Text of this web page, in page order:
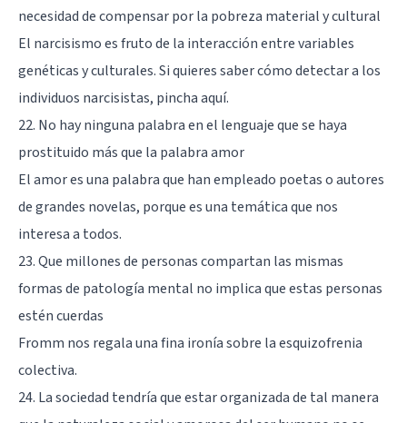
necesidad de compensar por la pobreza material y cultural
El narcisismo es fruto de la interacción entre variables
genéticas y culturales. Si quieres saber cómo detectar a los
individuos narcisistas, pincha aquí.
22. No hay ninguna palabra en el lenguaje que se haya
prostituido más que la palabra amor
El amor es una palabra que han empleado poetas o autores
de grandes novelas, porque es una temática que nos
interesa a todos.
23. Que millones de personas compartan las mismas
formas de patología mental no implica que estas personas
estén cuerdas
Fromm nos regala una fina ironía sobre la esquizofrenia
colectiva.
24. La sociedad tendría que estar organizada de tal manera